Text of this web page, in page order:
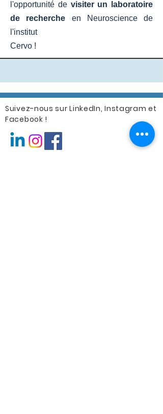
l'opportunité de visiter un laboratoire
de recherche en Neuroscience de
l'institut
Cervo !
Suivez-nous sur LinkedIn, Instagram et
Facebook !